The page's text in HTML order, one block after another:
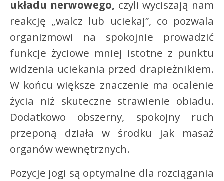
układu nerwowego, czyli wyciszają nam
reakcję „walcz lub uciekaj”, co pozwala
organizmowi na spokojnie prowadzić
funkcje życiowe mniej istotne z punktu
widzenia uciekania przed drapieżnikiem.
W końcu większe znaczenie ma ocalenie
życia niż skuteczne strawienie obiadu.
Dodatkowo obszerny, spokojny ruch
przeponą działa w środku jak masaż
organów wewnętrznych.
Pozycje jogi są optymalne dla rozciągania